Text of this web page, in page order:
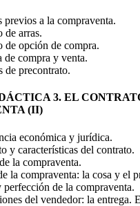
previos a la compraventa.
de arras.
de opción de compra.
de compra y venta.
de precontrato.
3. EL
(II)
económica y jurídica.
y características del contrato.
la compraventa.
la compraventa: la cosa y el
perfección de la compraventa.
del vendedor: la entrega.